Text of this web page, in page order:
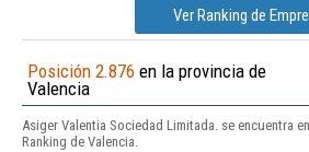
Ver Ranking de
Posición 2.876 en la provincia de
Valencia
Asiger Valentia Sociedad Limitada. se encuentra
Ranking de Valencia.